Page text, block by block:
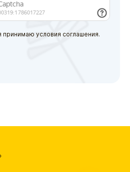
принимаю условия соглашения.